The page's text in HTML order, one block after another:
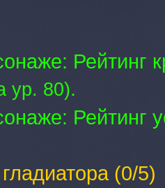
Рейтинг
yp. 80).
Рейтинг
(0/5)